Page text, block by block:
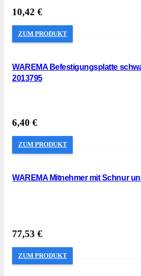
10,42 €
ZUM PRODUKT
WAREMA Befestigungsplatte
2013795
6,40 €
ZUM PRODUKT
WAREMA Mitnehmer mit Schnur
77,53 €
ZUM PRODUKT